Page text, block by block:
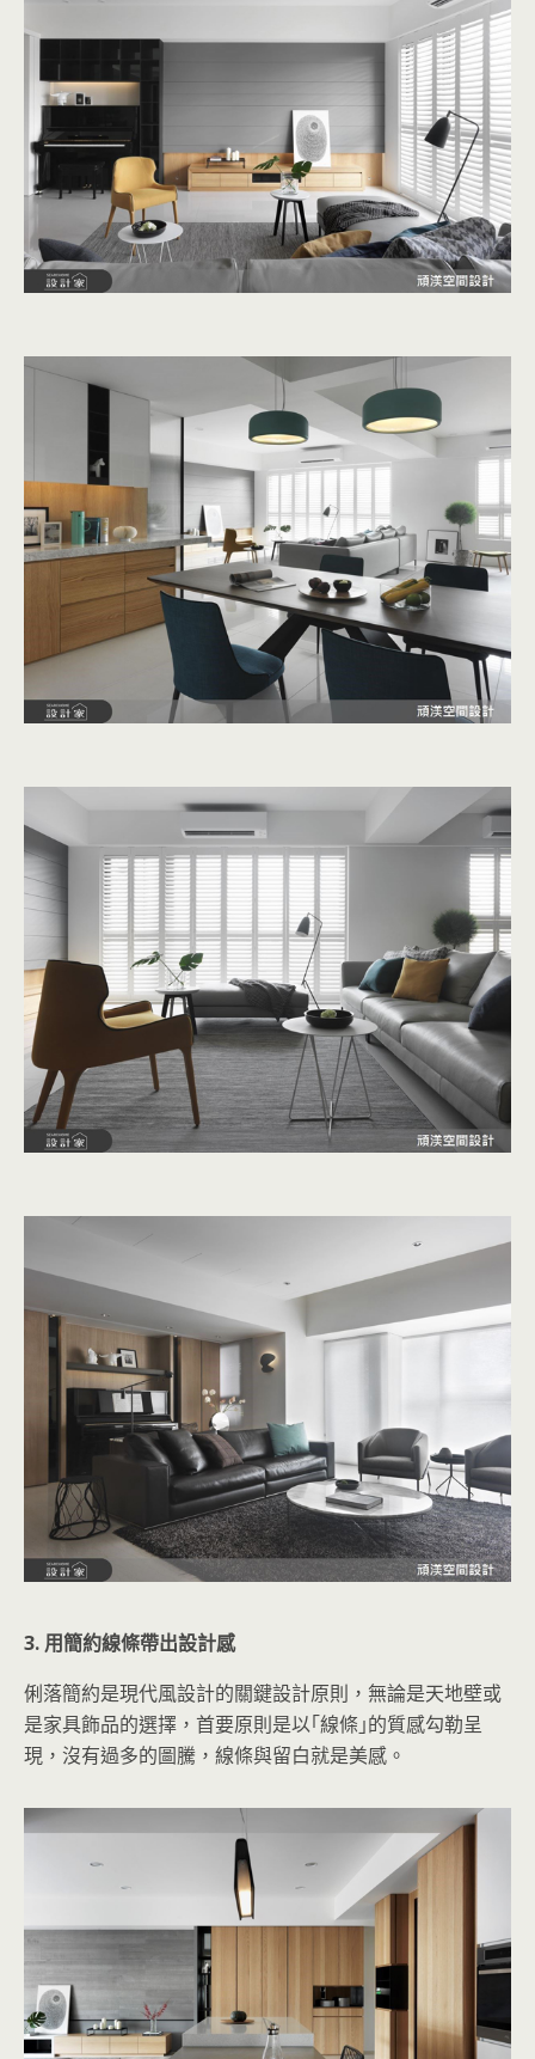
3. 用簡約線條帶出設計感
俐落簡約是現代風設計的關鍵設計原則，無論是天地壁或
是家具飾品的選擇，首要原則是以｢線條｣的質感勾勒呈
現，沒有過多的圖騰，線條與留白就是美感。